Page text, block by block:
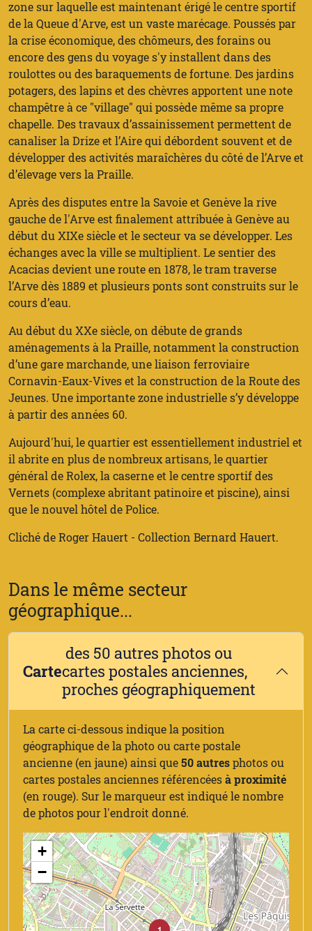
zone sur laquelle est maintenant érigé le centre sportif
de la Queue d'Arve, est un vaste marécage. Poussés par
la crise économique, des chômeurs, des forains ou
encore des gens du voyage s'y installent dans des
roulottes ou des baraquements de fortune. Des jardins
potagers, des lapins et des chèvres apportent une note
champêtre à ce "village" qui possède même sa propre
chapelle. Des travaux d’assainissement permettent de
canaliser la Drize et l’Aire qui débordent souvent et de
développer des activités maraîchères du côté de l’Arve et
d’élevage vers la Praille.
Après des disputes entre la Savoie et Genève la rive
gauche de l'Arve est finalement attribuée à Genève au
début du XIXe siècle et le secteur va se développer. Les
échanges avec la ville se multiplient. Le sentier des
Acacias devient une route en 1878, le tram traverse
l’Arve dès 1889 et plusieurs ponts sont construits sur le
cours d’eau.
Au début du XXe siècle, on débute de grands
aménagements à la Praille, notamment la construction
d’une gare marchande, une liaison ferroviaire
Cornavin-Eaux-Vives et la construction de la Route des
Jeunes. Une importante zone industrielle s’y développe
à partir des années 60.
Aujourd'hui, le quartier est essentiellement industriel et
il abrite en plus de nombreux artisans, le quartier
général de Rolex, la caserne et le centre sportif des
Vernets (complexe abritant patinoire et piscine), ainsi
que le nouvel hôtel de Police.
Cliché de Roger Hauert - Collection Bernard Hauert.
Dans le même secteur
géographique...
Carte
des 50 autres photos ou
cartes postales anciennes,
proches géographiquement
La carte ci-dessous indique la position
géographique de la photo ou carte postale
ancienne (en jaune) ainsi que50 autresphotos ou
cartes postales anciennes référencéesà proximité
(en rouge). Sur le marqueur est indiqué le nombre
de photos pour l'endroit donné.
+
−